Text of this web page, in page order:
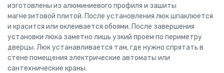
изготовлены из алюминиевого профиля и зашиты
магнезитовой плитой. После установления люк шпаклюется
и красится или оклеивается обоями. После завершения
установки люка заметно лишь узкий проем по периметру
дверцы. Люк устанавливается там, где нужно спрятать в
стене помещения электрические автоматы или
сантехнические краны.